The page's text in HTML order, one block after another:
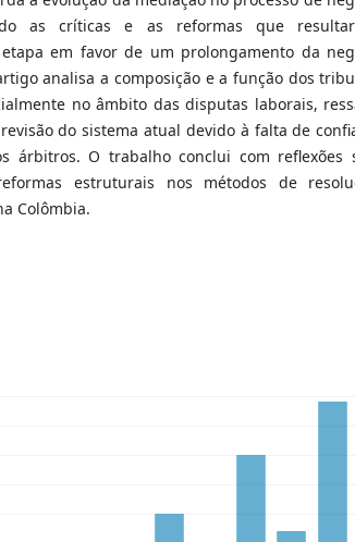
as críticas e as reformas que
em favor de um prolongamento da
analisa a composição e a função dos
no âmbito das disputas laborais,
do sistema atual devido à falta de
árbitros. O trabalho conclui com reflexões
estruturais nos métodos de
Colômbia.